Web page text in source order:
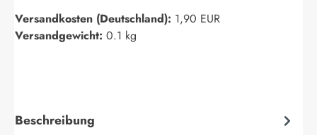
Versandkosten (Deutschland): 1,90 EUR
Versandgewicht: 0.1 kg
Beschreibung